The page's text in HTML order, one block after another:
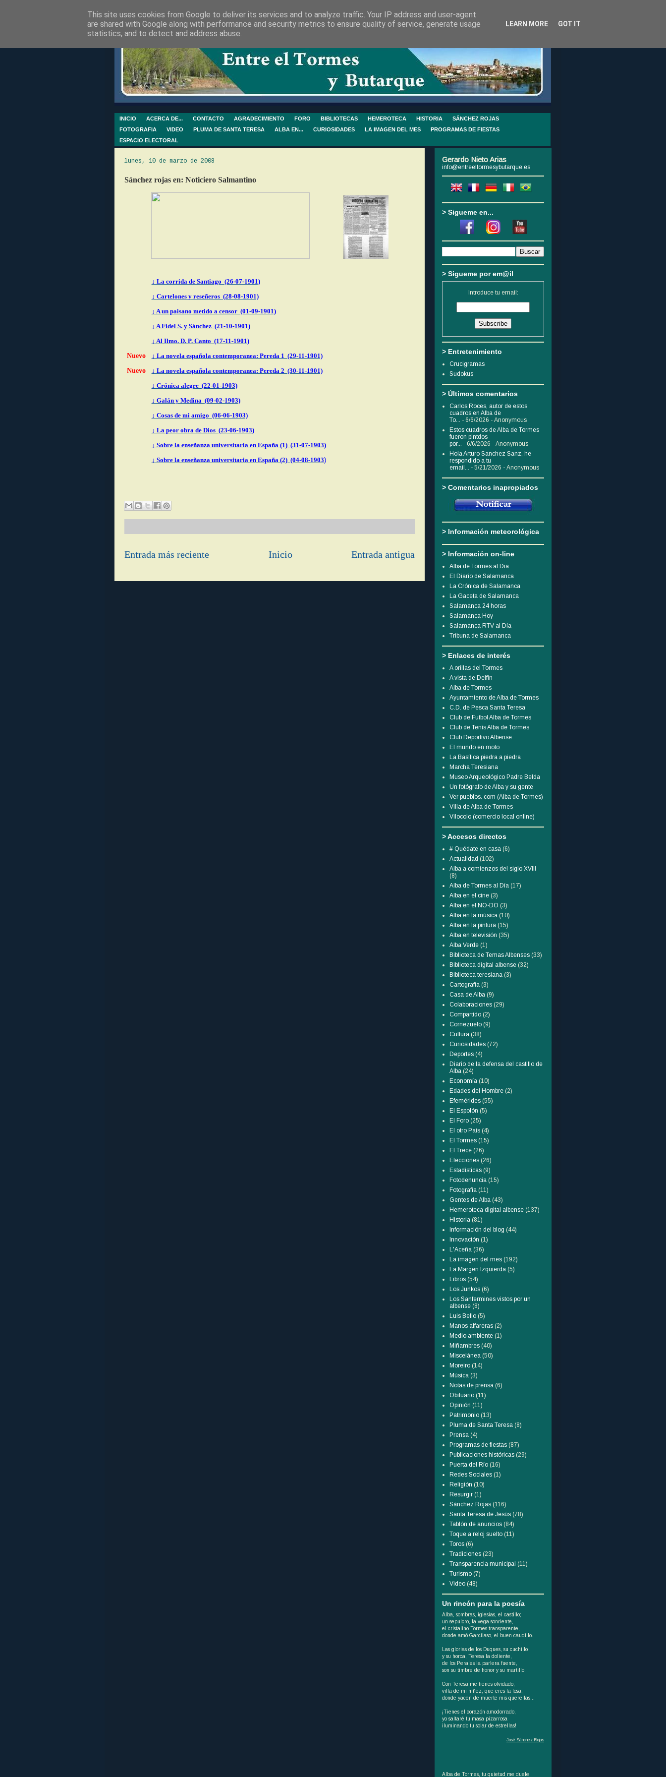
INICIO ACERCA DE... CONTACTO AGRADECIMIENTO FORO BIBLIOTECAS HEMEROTECA HISTORIA
SÁNCHEZ ROJAS
FOTOGRAFIA
VIDEO PLUMA DE SANTA TERESA ALBA EN... CURIOSIDADES LA IMAGEN DEL MES
PROGRAMAS DE FIESTAS
ESPACIO ELECTORAL
lunes, 10 de marzo de 2008
Sánchez rojas en: Noticiero Salmantino
↓ La corrida de Santiago (26-07-1901)
↓ Cartelones y reseñeros (28-08-1901)
↓ A un paisano metido a censor (01-09-1901)
↓ A Fidel S. y Sánchez (21-10-1901)
↓ Al Ilmo. D. P. Canto (17-11-1901)
Nuevo
↓ La novela española contemporanea: Pereda 1 (29-11-1901)
Nuevo
↓ La novela española contemporanea: Pereda 2 (30-11-1901)
↓ Crónica alegre (22-01-1903)
↓ Galán y Medina (09-02-1903)
↓ Cosas de mi amigo (06-06-1903)
↓ La peor obra de Dios (23-06-1903)
↓ Sobre la enseñanza universitaria en España (1) (31-07-1903)
↓ Sobre la enseñanza universitaria en España (2) (04-08-1903)
Entrada más reciente Entrada antigua
Inicio
Gerardo Nieto Arias
info@entreeltormesybutarque.es
> Sigueme en...
> Sigueme por em@il
Introduce tu email:
> Entretenimiento
Crucigramas
Sudokus
> Últimos comentarios
Carlos Roces, autor de estos
cuadros en Alba de
To... - 6/6/2026 - Anonymous
Estos cuadros de Alba de Tormes
fueron pintdos
por... - 6/6/2026 - Anonymous
Hola Arturo Sanchez Sanz, he
respondido a tu
email... - 5/21/2026 - Anonymous
> Comentarios inapropiados
> Información meteorológica
> Información on-line
Alba de Tormes al Dia
El Diario de Salamanca
La Crónica de Salamanca
La Gaceta de Salamanca
Salamanca 24 horas
Salamanca Hoy
Salamanca RTV al Día
Tribuna de Salamanca
> Enlaces de interés
A orillas del Tormes
A vista de Delfín
Alba de Tormes
Ayuntamiento de Alba de Tormes
C.D. de Pesca Santa Teresa
Club de Futbol Alba de Tormes
Club de Tenis Alba de Tormes
Club Deportivo Albense
El mundo en moto
La Basílica piedra a piedra
Marcha Teresiana
Museo Arqueológico Padre Belda
Un fotógrafo de Alba y su gente
Ver pueblos. com (Alba de Tormes)
Villa de Alba de Tormes
Vilocolo (comercio local online)
> Accesos directos
# Quédate en casa (6)
Actualidad (102)
Alba a comienzos del siglo XVIII
(8)
Alba de Tormes al Día (17)
Alba en el cine (3)
Alba en el NO-DO (3)
Alba en la música (10)
Alba en la pintura (15)
Alba en televisión (35)
Alba Verde (1)
Biblioteca de Temas Albenses (33)
Biblioteca digital albense (32)
Biblioteca teresiana (3)
Cartografía (3)
Casa de Alba (9)
Colaboraciones (29)
Compartido (2)
Cornezuelo (9)
Cultura (38)
Curiosidades (72)
Deportes (4)
Diario de la defensa del castillo de
Alba (24)
Economía (10)
Edades del Hombre (2)
Efemérides (55)
El Espolón (5)
El Foro (25)
El otro País (4)
El Tormes (15)
El Trece (26)
Elecciones (26)
Estadísticas (9)
Fotodenuncia (15)
Fotografía (11)
Gentes de Alba (43)
Hemeroteca digital albense (137)
Historia (81)
Información del blog (44)
Innovación (1)
L'Aceña (36)
La imagen del mes (192)
La Margen Izquierda (5)
Libros (54)
Los Junkos (6)
Los Sanfermines vistos por un
albense (8)
Luis Bello (5)
Manos alfareras (2)
Medio ambiente (1)
Miñambres (40)
Miscelánea (50)
Moreiro (14)
Música (3)
Notas de prensa (6)
Obituario (11)
Opinión (11)
Patrimonio (13)
Pluma de Santa Teresa (8)
Prensa (4)
Programas de fiestas (87)
Publicaciones históricas (29)
Puerta del Río (16)
Redes Sociales (1)
Religión (10)
Resurgir (1)
Sánchez Rojas (116)
Santa Teresa de Jesús (78)
Tablón de anuncios (84)
Toque a reloj suelto (11)
Toros (6)
Tradiciones (23)
Transparencia municipal (11)
Turismo (7)
Video (48)
Un rincón para la poesía
Alba, sombras, iglesias, el castillo;
un sepulcro, la vega sonriente,
el cristalino Tormes transparente,
donde amó Garcilaso, el buen caudillo.
Las glorias de los Duques, su cuchillo
y su horca, Teresa la doliente,
de los Perales la parlera fuente,
son su timbre de honor y su martillo.
Con Teresa me tienes olvidado,
villa de mi niñez, que eres la fosa,
donde yacen de muerte mis querellas...
¡Tienes el corazón amodorrado,
yo saltaré tu masa pizarrosa
iluminando tu solar de estrellas!
José Sánchez Rojas
Alba de Tormes, tu quietud me duele
This site uses cookies from Google to deliver its services and to analyze traffic. Your IP address and user-agent
are shared with Google along with performance and security metrics to ensure quality of service, generate usage
statistics, and to detect and address abuse.
LEARN MORE GOT IT